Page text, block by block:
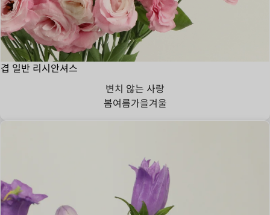
겹 일반 리시안셔스
변치 않는 사랑
봄여름가을겨울